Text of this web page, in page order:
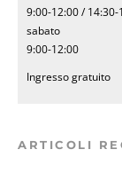
9:00-12:00 / 14:30-
sabato
9:00-12:00
Ingresso gratuito
ARTICOLI